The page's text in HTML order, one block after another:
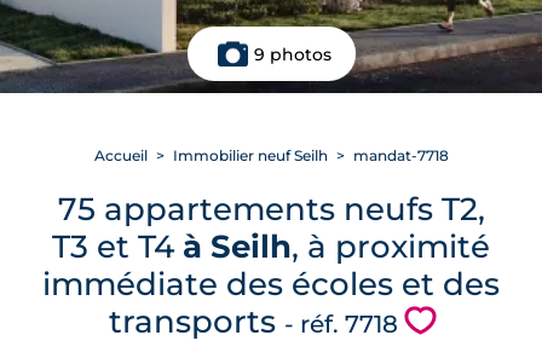
9 photos
Accueil Immobilier neuf Seilh mandat-7718
75 appartements neufs T2,
T3 et T4 à Seilh, à proximité
immédiate des écoles et des
transports - réf. 7718 💗